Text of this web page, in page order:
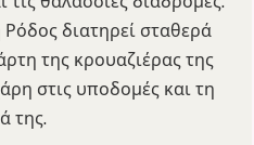
Ρόδος διατηρεί σταθερά
της κρουαζιέρας της
στις υποδομές και τη
της.